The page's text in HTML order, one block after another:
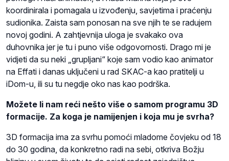
koordinirala i pomagala u izvođenju, savjetima i praćenju
sudionika. Zaista sam ponosan na sve njih te se radujem
novoj godini. A zahtjevnija uloga je svakako ova
duhovnika jer je tu i puno više odgovornosti. Drago mi je
vidjeti da su neki „grupljani“ koje sam vodio kao animator
na Effati i danas uključeni u rad SKAC-a kao pratitelji u
iDom-u, ili su tu negdje oko nas kao podrška.
Možete li nam reći nešto više o samom programu 3D
formacije. Za koga je namijenjen i koja mu je svrha?
3D formacija ima za svrhu pomoći mladome čovjeku od 18
do 30 godina, da konkretno radi na sebi, otkriva Božju